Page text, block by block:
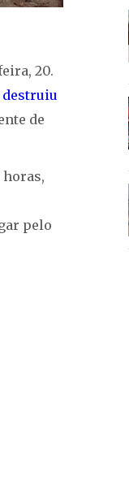
20.
destruiu
de
horas,
pelo